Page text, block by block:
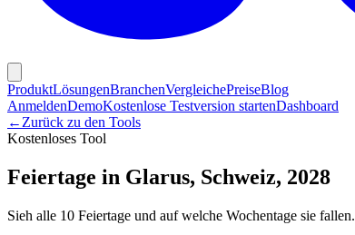
ProduktLösungenBranchenVergleichePreiseBlog
AnmeldenDemoKostenlose Testversion startenDashboard
← Zurück zu den Tools
Kostenloses Tool
Feiertage in Glarus, Schweiz, 2028
Sieh alle 10 Feiertage und auf welche Wochentage sie fallen.